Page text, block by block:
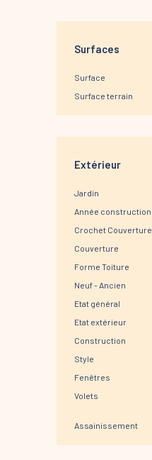
Surfaces
Surface
Surface terrain
Extérieur
Jardin
Année construction
Crochet Couverture
Couverture
Forme Toiture
Neuf - Ancien
Etat général
Etat extérieur
Construction
Style
Fenêtres
Volets
Assainissement